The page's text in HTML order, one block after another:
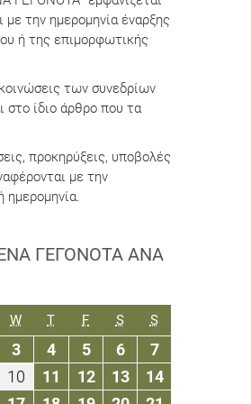
με την ημερομηνία έναρξης
ή της επιμορφωτικής
των συνεδρίων
στο ίδιο άρθρο που τα
προκηρύξεις, υποβολές
με την
ημερομηνία.
ΓΕΓΟΝΌΤΑ ΑΝΆ
WΤΕΤΆΡΤΗ
TΠΈΜΠΤΗ
FΠΑΡΑΣΚΕΥΉ
SΣΆΒΒΑΤΟ
SΚΥΡΙΑΚΉ
33
Φεβρουαρίου
2021
44
Φεβρουαρίου
2021
55
Φεβρουαρίου
2021
66
Φεβρουαρίου
2021
77
2021
10
Φεβρουαρίου
11
Φεβρουαρίου
1212
Φεβρουαρίου
1313
Φεβρουαρίου
1414